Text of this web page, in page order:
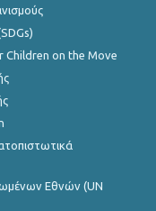
Children on the Move
Εθνών (UN